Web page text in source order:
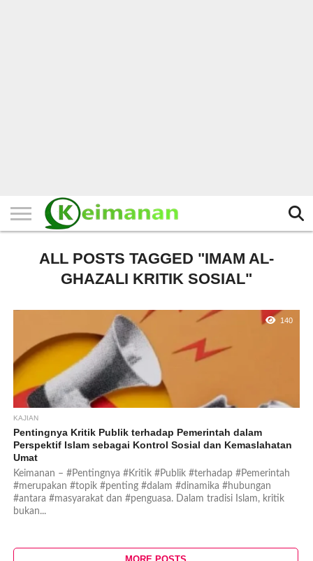
ALL POSTS TAGGED "IMAM AL-
GHAZALI KRITIK SOSIAL"
140
KAJIAN
Pentingnya Kritik Publik terhadap Pemerintah dalam
Perspektif Islam sebagai Kontrol Sosial dan Kemaslahatan
Umat
Keimanan – #Pentingnya #Kritik #Publik #terhadap #Pemerintah
#merupakan #topik #penting #dalam #dinamika #hubungan
#antara #masyarakat dan #penguasa. Dalam tradisi Islam, kritik
bukan...